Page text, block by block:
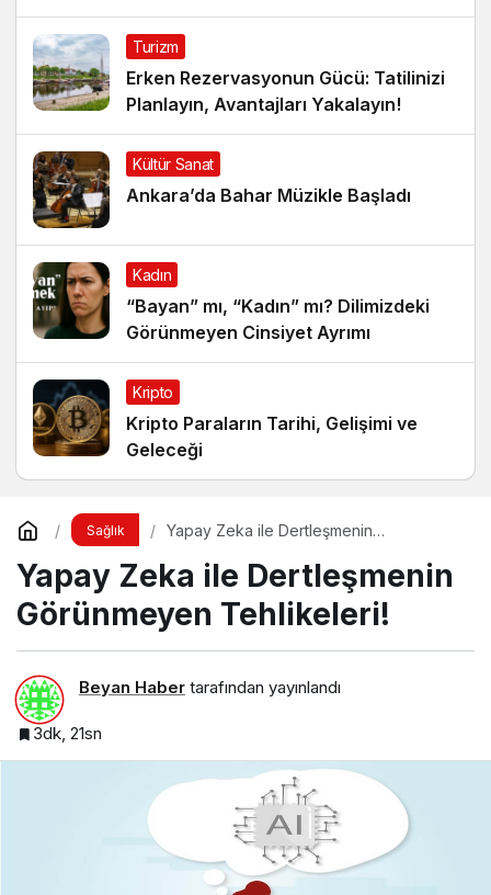
Turizm
Erken Rezervasyonun Gücü: Tatilinizi
Planlayın, Avantajları Yakalayın!
Kültür Sanat
Ankara’da Bahar Müzikle Başladı
Kadın
“Bayan” mı, “Kadın” mı? Dilimizdeki
Görünmeyen Cinsiyet Ayrımı
Kripto
Kripto Paraların Tarihi, Gelişimi ve
Geleceği
Sağlık
Yapay Zeka ile Dertleşmenin
Yapay Zeka ile Dertleşmenin
Görünmeyen Tehlikeleri!
Beyan Haber tarafından yayınlandı
3dk, 21sn